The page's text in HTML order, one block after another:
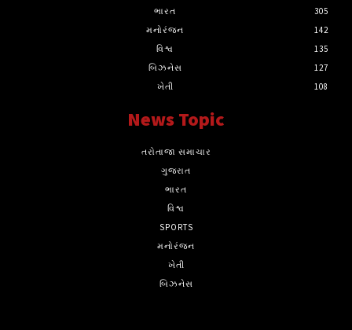
ભારત
305
મનોરંજન
142
વિશ્વ
135
બિઝનેસ
127
ખેતી
108
News Topic
તરોતાજા સમાચાર
ગુજરાત
ભારત
વિશ્વ
SPORTS
મનોરંજન
ખેતી
બિઝનેસ